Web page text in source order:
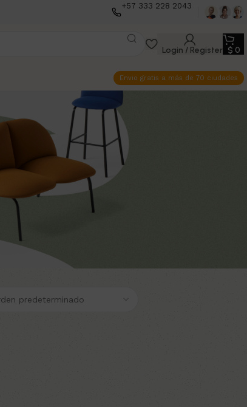
+57 333 228 2043
Login / Register $ 0
Envio gratis a más de 70 ciudades